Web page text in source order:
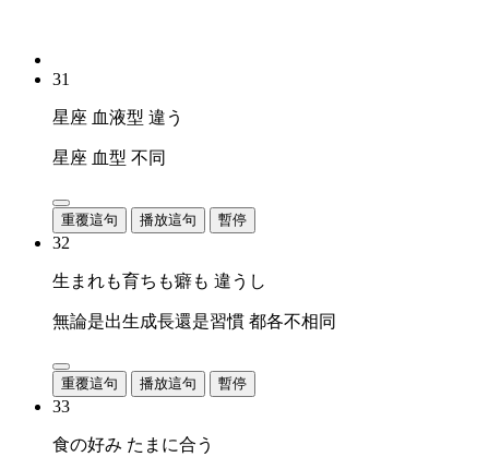
31
星座 血液型 違う
星座 血型 不同
重覆這句 播放這句 暫停
32
生まれも育ちも癖も 違うし
無論是出生成長還是習慣 都各不相同
重覆這句 播放這句 暫停
33
食の好み たまに合う